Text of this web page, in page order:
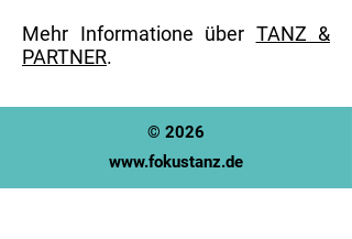
Mehr Informatione über TANZ &
PARTNER.
© 2026
www.fokustanz.de